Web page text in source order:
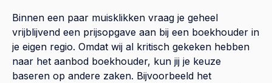
Binnen een paar muisklikken vraag je geheel
vrijblijvend een prijsopgave aan bij een boekhouder in
je eigen regio. Omdat wij al kritisch gekeken hebben
naar het aanbod boekhouder, kun jij je keuze
baseren op andere zaken. Bijvoorbeeld het